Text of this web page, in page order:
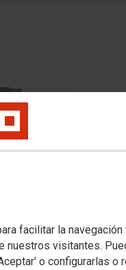
facilitar la navegación
nuestros visitantes.
o configurarlas o